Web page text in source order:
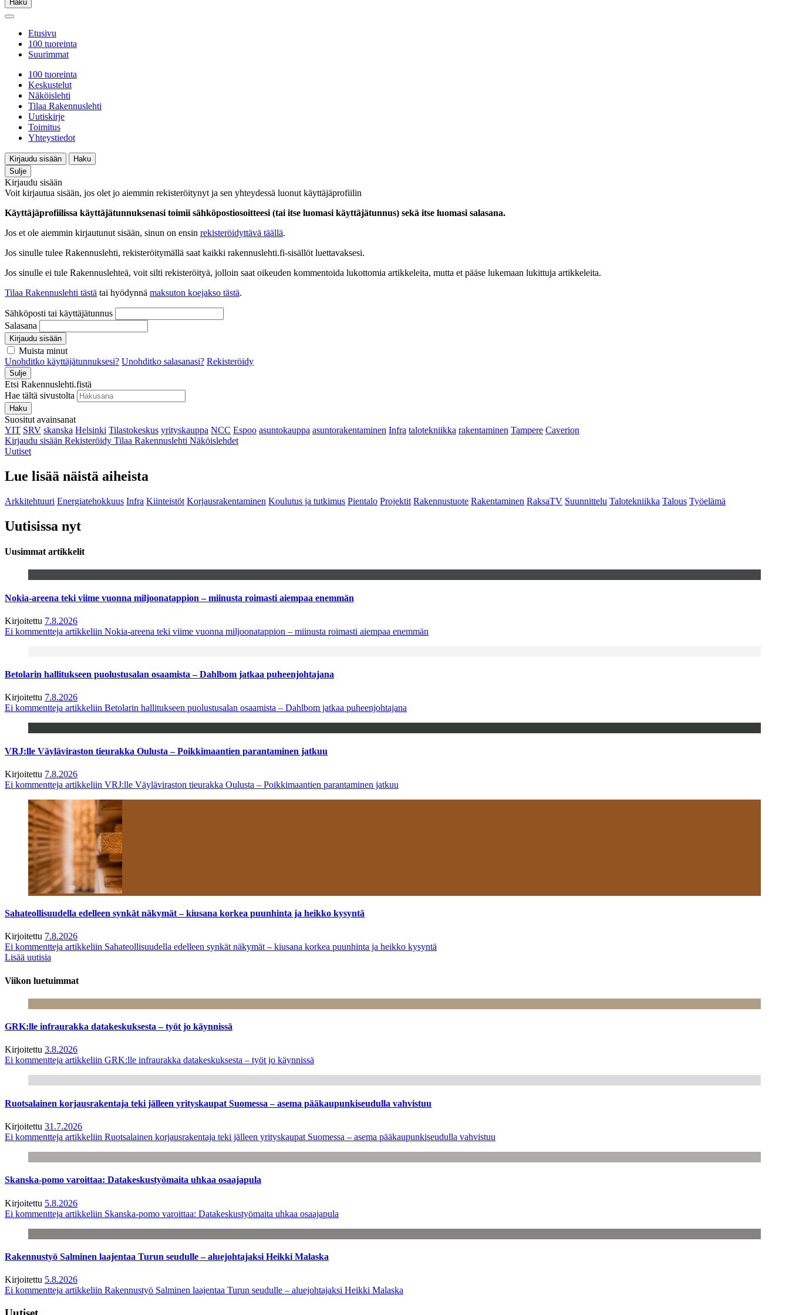
Haku
Etusivu
100 tuoreinta
Suurimmat
100 tuoreinta
Keskustelut
Näköislehti
Tilaa Rakennuslehti
Uutiskirje
Toimitus
Yhteystiedot
Kirjaudu sisään
Haku
Sulje
Kirjaudu sisään
Voit kirjautua sisään, jos olet jo aiemmin rekisteröitynyt ja sen yhteydessä luonut käyttäjäprofiilin
Käyttäjäprofiilissa käyttäjätunnuksenasi toimii sähköpostiosoitteesi (tai itse luomasi käyttäjätunnus) sekä itse luomasi salasana.
Jos et ole aiemmin kirjautunut sisään, sinun on ensin rekisteröidyttävä täällä.
Jos sinulle tulee Rakennuslehti, rekisteröitymällä saat kaikki rakennuslehti.fi-sisällöt luettavaksesi.
Jos sinulle ei tule Rakennuslehteä, voit silti rekisteröityä, jolloin saat oikeuden kommentoida lukottomia artikkeleita, mutta et pääse lukemaan lukittuja artikkeleita.
Tilaa Rakennuslehti tästä tai hyödynnä maksuton koejakso tästä.
Sähköposti tai käyttäjätunnus
Salasana
Kirjaudu sisään
Muista minut
Unohditko käyttäjätunnuksesi? Unohditko salasanasi? Rekisteröidy
Sulje
Etsi Rakennuslehti.fistä
Hae tältä sivustolta
Haku
Suositut avainsanat
YIT SRV skanska Helsinki Tilastokeskus yrityskauppa NCC Espoo asuntokauppa asuntorakentaminen Infra talotekniikka rakentaminen Tampere Caverion
Kirjaudu sisään Rekisteröidy Tilaa Rakennuslehti Näköislehdet
Uutiset
Lue lisää näistä aiheista
Arkkitehtuuri Energiatehokkuus Infra Kiinteistöt Korjausrakentaminen Koulutus ja tutkimus Pientalo Projektit Rakennustuote Rakentaminen RaksaTV Suunnittelu Talotekniikka Talous Työelämä
Uutisissa nyt
Uusimmat artikkelit
Nokia-areena teki viime vuonna miljoonatappion – miinusta roimasti aiempaa enemmän
Kirjoitettu 7.8.2026
Ei kommentteja artikkeliin Nokia-areena teki viime vuonna miljoonatappion – miinusta roimasti aiempaa enemmän
Betolarin hallitukseen puolustusalan osaamista – Dahlbom jatkaa puheenjohtajana
Kirjoitettu 7.8.2026
Ei kommentteja artikkeliin Betolarin hallitukseen puolustusalan osaamista – Dahlbom jatkaa puheenjohtajana
VRJ:lle Väyläviraston tieurakka Oulusta – Poikkimaantien parantaminen jatkuu
Kirjoitettu 7.8.2026
Ei kommentteja artikkeliin VRJ:lle Väyläviraston tieurakka Oulusta – Poikkimaantien parantaminen jatkuu
Sahateollisuudella edelleen synkät näkymät – kiusana korkea puunhinta ja heikko kysyntä
Kirjoitettu 7.8.2026
Ei kommentteja artikkeliin Sahateollisuudella edelleen synkät näkymät – kiusana korkea puunhinta ja heikko kysyntä
Lisää uutisia
Viikon luetuimmat
GRK:lle infraurakka datakeskuksesta – työt jo käynnissä
Kirjoitettu 3.8.2026
Ei kommentteja artikkeliin GRK:lle infraurakka datakeskuksesta – työt jo käynnissä
Ruotsalainen korjausrakentaja teki jälleen yrityskaupat Suomessa – asema pääkaupunkiseudulla vahvistuu
Kirjoitettu 31.7.2026
Ei kommentteja artikkeliin Ruotsalainen korjausrakentaja teki jälleen yrityskaupat Suomessa – asema pääkaupunkiseudulla vahvistuu
Skanska-pomo varoittaa: Datakeskustyömaita uhkaa osaajapula
Kirjoitettu 5.8.2026
Ei kommentteja artikkeliin Skanska-pomo varoittaa: Datakeskustyömaita uhkaa osaajapula
Rakennustyö Salminen laajentaa Turun seudulle – aluejohtajaksi Heikki Malaska
Kirjoitettu 5.8.2026
Ei kommentteja artikkeliin Rakennustyö Salminen laajentaa Turun seudulle – aluejohtajaksi Heikki Malaska